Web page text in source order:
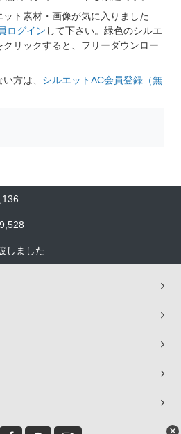
ト素材・画像が気に入りました
ログイン して下さい。緑色のシルエ
リックすると、フリーダウンロー
方は、 シルエットAC会員登録（無
しました
×